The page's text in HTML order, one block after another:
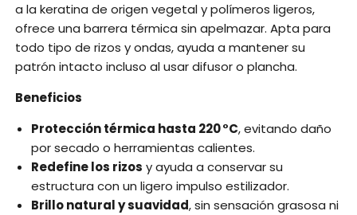
a la keratina de origen vegetal y polímeros ligeros,
ofrece una barrera térmica sin apelmazar. Apta para
todo tipo de rizos y ondas, ayuda a mantener su
patrón intacto incluso al usar difusor o plancha.
Beneficios
Protección térmica hasta 220 °C, evitando daño
por secado o herramientas calientes.
Redefine los rizos y ayuda a conservar su
estructura con un ligero impulso estilizador.
Brillo natural y suavidad, sin sensación grasosa ni